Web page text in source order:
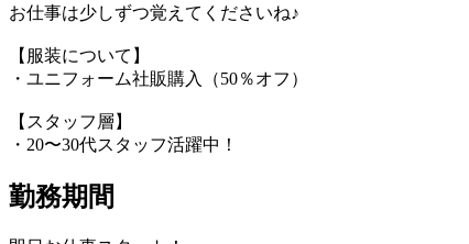
お仕事は少しずつ覚えてくださいね♪
【服装について】
・ユニフォーム社販購入（50％オフ）
【スタッフ層】
・20〜30代スタッフ活躍中！
勤務期間